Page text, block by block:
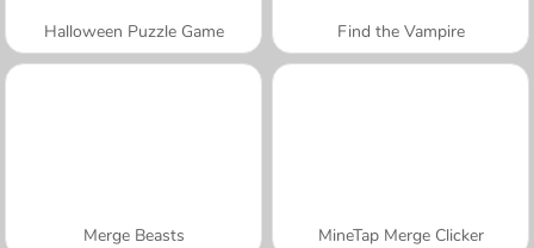
Halloween Puzzle Game Find the Vampire
Merge Beasts MineTap Merge Clicker